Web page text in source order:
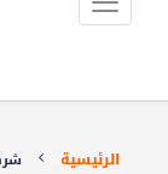
الرئيسية